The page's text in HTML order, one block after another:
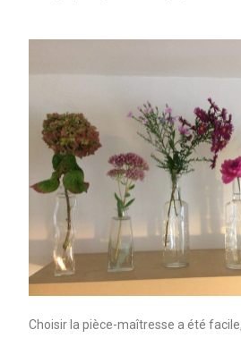
Choisir la pièce-maîtresse a été